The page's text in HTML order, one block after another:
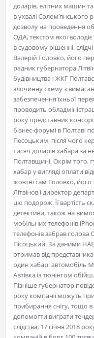
доларів, елітних машин
в ухвалі
дозволу на проведення
ОДА, текстом якої
в судовому рішенні,
Валерій Головко, його
радник губернатора
будівництва і ЖКГ
злочинну схему з
забезпечення їхньої
проводить
року представник
бізнес-форумі в Полтаві
Песоцьким, після чого
тисяч доларів хабара за
Полтавщині. Окрім того,
хабар у вигляді оплати
жовтні сам Головко, його
Літвінов і директор
цю подорож. Її вартість
детективи, також на
мобільних телефонів
телефонів забрав голова
Пісоцький. За даними
отримав від
один хабар: автомобіль
Автівка із тюнінгом
Пізніше губернатор
року компанії можуть
прибирання снігу, тощо в
допомогти виграти
слідства, 17 січня 2018